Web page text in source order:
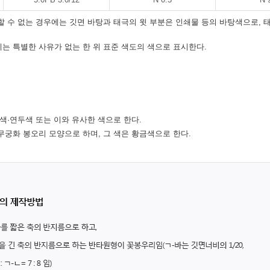
수 없는 경우에는 깃면 바탕과 태극의 윗 부분은 인쇄물 등의 바탕색으로,
특별한 사유가 없는 한 위 표준 색도의 색으로 표시한다.
·연두색 또는 이와 유사한 색으로 한다.
화 봉오리 모양으로 하며, 그 색은 황금색으로 한다.